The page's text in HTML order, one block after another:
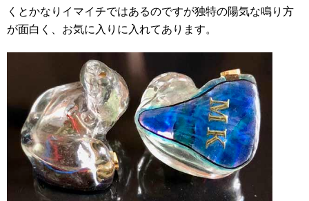
くとかなりイマイチではあるのですが独特の陽気な鳴り方
が面白く、お気に入りに入れてあります。